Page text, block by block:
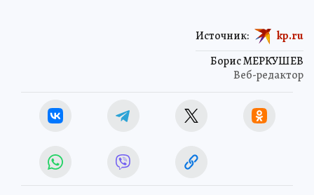
Борис МЕРКУШЕВ
Веб-редактор
Источник: kp.ru